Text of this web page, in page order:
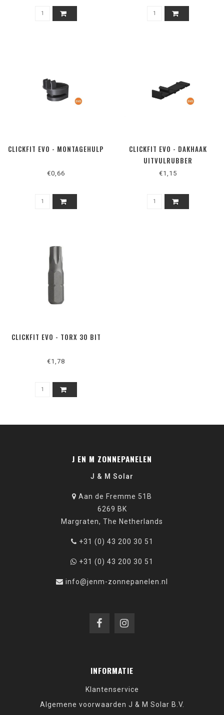
CLICKFIT EVO - MONTAGEHULP
€0,66
CLICKFIT EVO - DAKHAAK
UITVULRUBBER
€1,15
CLICKFIT EVO - TORX 30 BIT
€1,78
J EN M ZONNEPANELEN
J & M Solar
Aan de Fremme 51B
6269 BK
Margraten, The Netherlands
+31 (0) 43 200 30 51
+31 (0) 43 200 30 51
info@jenm-zonnepanelen.nl
INFORMATIE
Klantenservice
Algemene voorwaarden J & M Solar B.V.